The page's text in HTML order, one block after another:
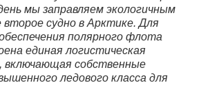
мы заправляем экологичным
судно в Арктике. Для
полярного флота
единая логистическая
включающая собственные
ледового класса для